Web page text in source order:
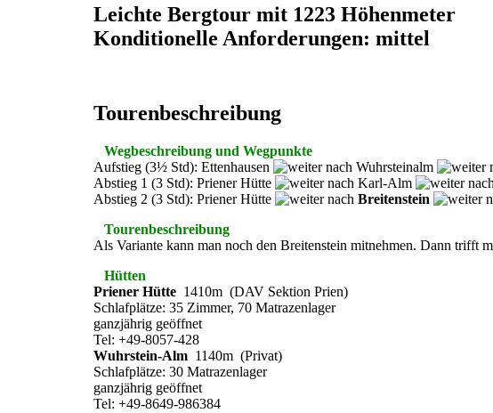
Leichte Bergtour mit 1223 Höhenmeter
Konditionelle Anforderungen: mittel
Tourenbeschreibung
Wegbeschreibung und Wegpunkte
Aufstieg (3½ Std): Ettenhausen
Wuhrsteinalm
Abstieg 1 (3 Std): Priener Hütte
Karl-Alm
Abstieg 2 (3 Std): Priener Hütte
Breitenstein
Tourenbeschreibung
Als Variante kann man noch den Breitenstein mitnehmen. Dann trifft
Hütten
Priener Hütte1410m (DAV Sektion Prien)
Schlafplätze: 35 Zimmer, 70 Matrazenlager
ganzjährig geöffnet
Tel: +49-8057-428
Wuhrstein-Alm1140m (Privat)
Schlafplätze: 30 Matrazenlager
ganzjährig geöffnet
Tel: +49-8649-986384